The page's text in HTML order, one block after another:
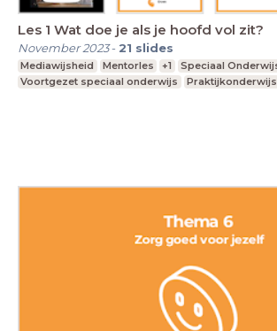
Les 1 Wat doe je als je hoofd vol zit?
November 2023- 21 slides
Mediawijsheid Mentorles +1
Speciaal
Voortgezet speciaal onderwijs
Praktijkonderwijs